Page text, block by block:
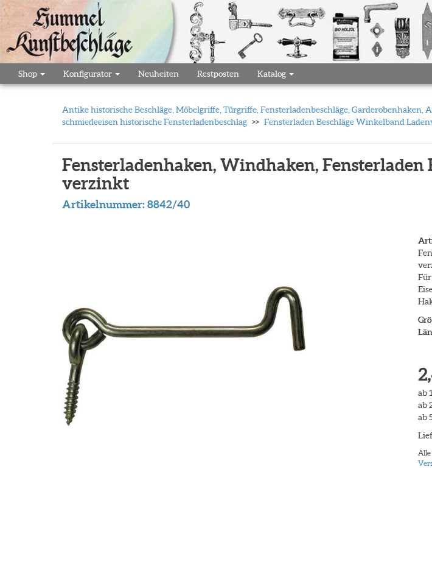
Shop Konfigurator Neuheiten Restposten Katalog
Antike historische Beschläge, Möbelgriffe, Türgriffe, Fensterladenbeschläge, Garderobenhaken,
schmiedeeisen historische Fensterladenbeschlag
Fensterladen Beschläge Winkelband
Fensterladenhaken, Windhaken, Fensterladen
verzinkt
Artikelnummer:8842/40
ab
ab
ab
Alle